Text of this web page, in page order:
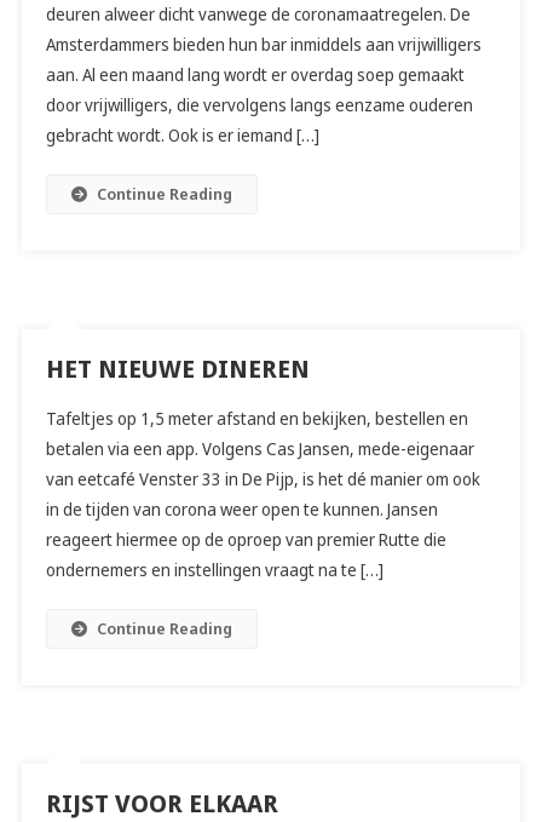
deuren alweer dicht vanwege de coronamaatregelen. De
Amsterdammers bieden hun bar inmiddels aan vrijwilligers
aan. Al een maand lang wordt er overdag soep gemaakt
door vrijwilligers, die vervolgens langs eenzame ouderen
gebracht wordt. Ook is er iemand […]
Continue Reading
HET NIEUWE DINEREN
Tafeltjes op 1,5 meter afstand en bekijken, bestellen en
betalen via een app. Volgens Cas Jansen, mede-eigenaar
van eetcafé Venster 33 in De Pijp, is het dé manier om ook
in de tijden van corona weer open te kunnen. Jansen
reageert hiermee op de oproep van premier Rutte die
ondernemers en instellingen vraagt na te […]
Continue Reading
RIJST VOOR ELKAAR